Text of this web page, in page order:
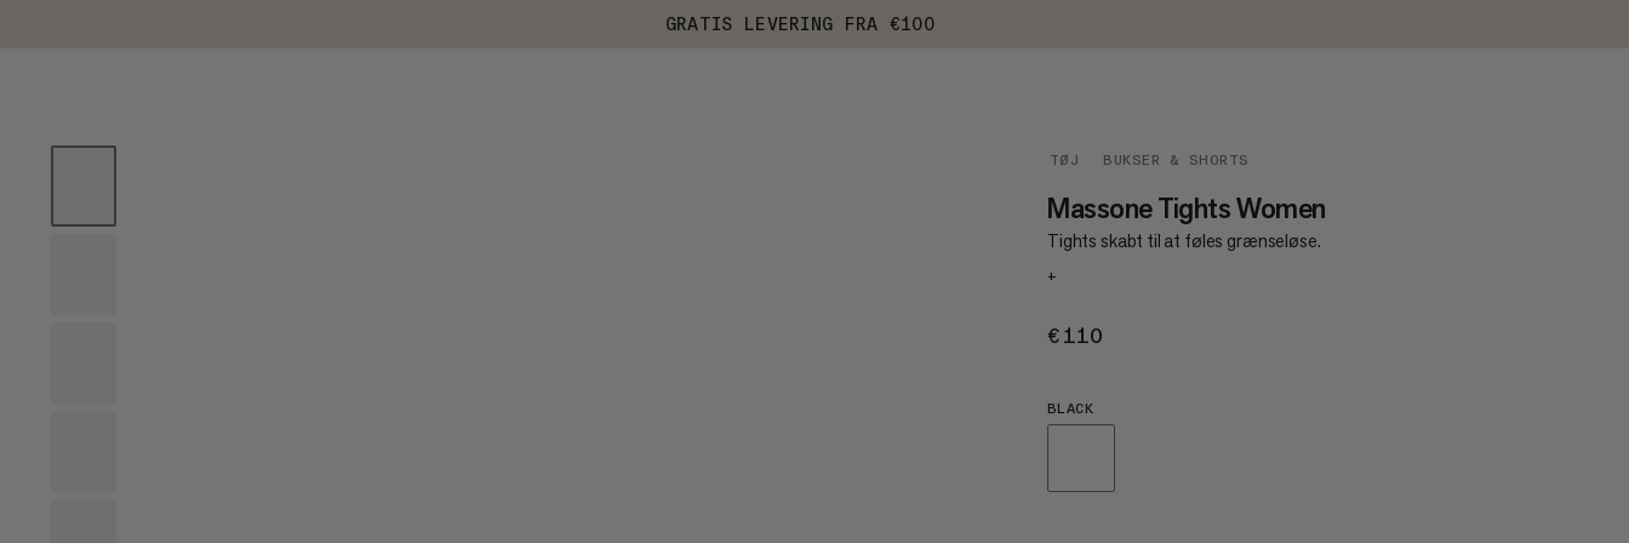
GRATIS LEVERING FRA €100
TØJ BUKSER & SHORTS
Massone Tights Women
Tights skabt til at føles grænseløse.
+
€110
BLACK